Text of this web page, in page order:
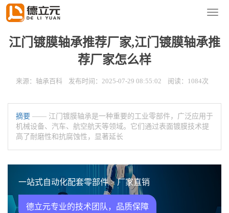
导
菜
单
您的位置：首页
江门镀膜轴承推荐厂家,江门镀膜轴承推
荐厂家怎么样
来源：轴承百科 发布时间：2025-07-29 08:55:02 阅读：1084次
摘要 —— 江门镀膜轴承是一种重要的工业零部件，广泛应用于
机械设备、汽车、航空航天等领域。它们通过表面镀膜技术提
高了耐磨性和抗腐蚀性，显著延长
一站式自动化配套零部件 > 厂家直销
德立元专业的技术团队，品质保障